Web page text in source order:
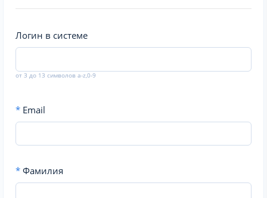
Логин в системе
от 3 до 13 символов a-z,0-9
* Email
* Фамилия